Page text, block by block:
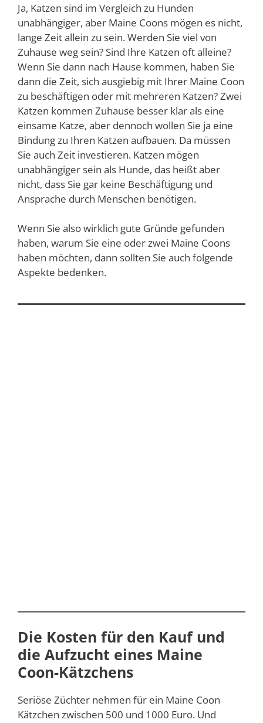
Ja, Katzen sind im Vergleich zu Hunden
unabhängiger, aber Maine Coons mögen es nicht,
lange Zeit allein zu sein. Werden Sie viel von
Zuhause weg sein? Sind Ihre Katzen oft alleine?
Wenn Sie dann nach Hause kommen, haben Sie
dann die Zeit, sich ausgiebig mit Ihrer Maine Coon
zu beschäftigen oder mit mehreren Katzen? Zwei
Katzen kommen Zuhause besser klar als eine
einsame Katze, aber dennoch wollen Sie ja eine
Bindung zu Ihren Katzen aufbauen. Da müssen
Sie auch Zeit investieren. Katzen mögen
unabhängiger sein als Hunde, das heißt aber
nicht, dass Sie gar keine Beschäftigung und
Ansprache durch Menschen benötigen.
Wenn Sie also wirklich gute Gründe gefunden
haben, warum Sie eine oder zwei Maine Coons
haben möchten, dann sollten Sie auch folgende
Aspekte bedenken.
Die Kosten für den Kauf und
die Aufzucht eines Maine
Coon-Kätzchens
Seriöse Züchter nehmen für ein Maine Coon
Kätzchen zwischen 500 und 1000 Euro. Und